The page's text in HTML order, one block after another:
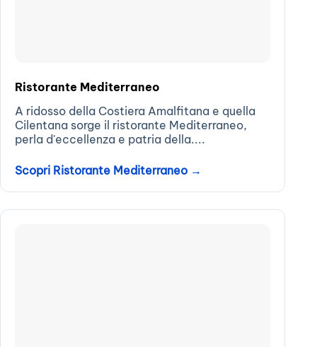
Ristorante Mediterraneo
A ridosso della Costiera Amalfitana e quella
Cilentana sorge il ristorante Mediterraneo,
perla d'eccellenza e patria della....
Scopri Ristorante Mediterraneo →